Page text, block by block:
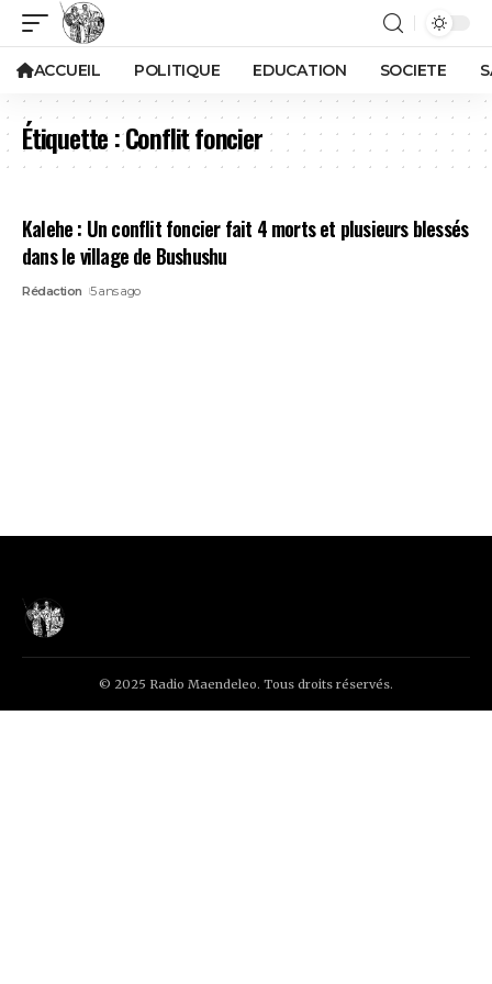
ACCUEIL POLITIQUE EDUCATION SOCIETE
Étiquette :Conflit foncier
Kalehe : Un conflit foncier fait 4 morts et plusieurs blessés
dans le village de Bushushu
Rédaction 5 ans ago
© 2025 Radio Maendeleo. Tous droits réservés.